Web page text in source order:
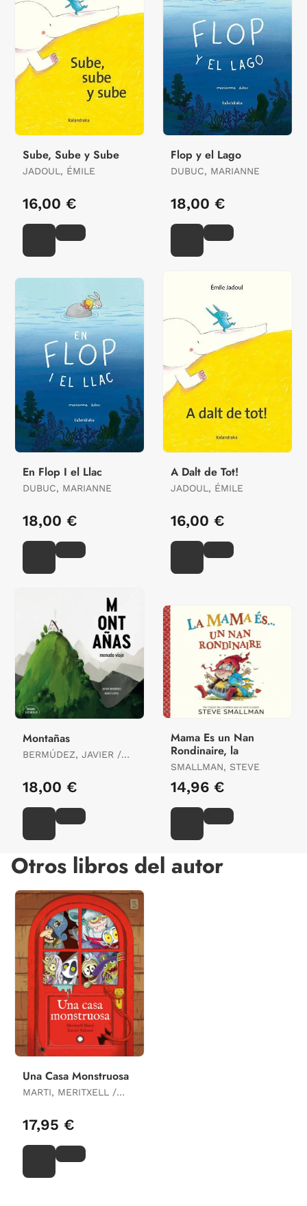
Sube, Sube y Sube
JADOUL, ÉMILE
16,00 €
Flop y el Lago
DUBUC, MARIANNE
18,00 €
En Flop I el Llac
DUBUC, MARIANNE
18,00 €
A Dalt de Tot!
JADOUL, ÉMILE
16,00 €
Montañas
BERMÚDEZ, JAVIER /
18,00 €
Mama Es un Nan
Rondinaire, la
SMALLMAN, STEVE
14,96 €
Otros libros del autor
Una Casa Monstruosa
MARTI, MERITXELL /
17,95 €